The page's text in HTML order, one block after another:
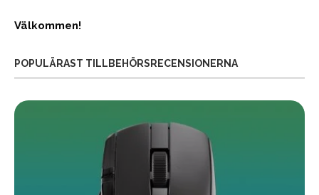
Välkommen!
POPULÄRAST TILLBEHÖRSRECENSIONERNA